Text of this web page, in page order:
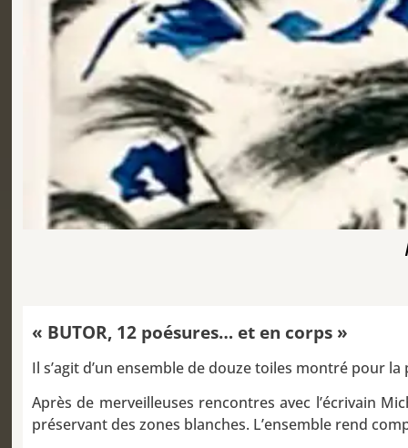
« BUTOR, 12 poésures… et en corps »
Il s’agit d’un ensemble de douze toiles montré pour
Après de merveilleuses rencontres avec l’écrivain
préservant des zones blanches. L’ensemble rend